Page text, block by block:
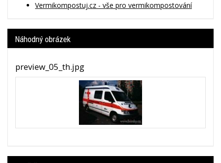
Vermikompostuj.cz - vše pro vermikompostování
Náhodný obrázek
preview_05_th.jpg